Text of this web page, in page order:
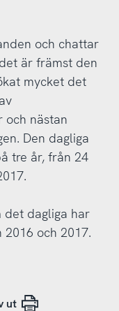
och chattar
är främst den
mycket det
och nästan
Den dagliga
tre år, från 24
det dagliga har
och 2017.
ut